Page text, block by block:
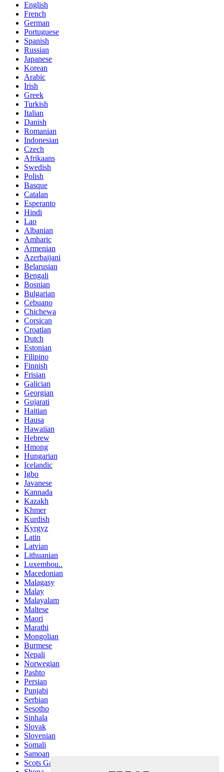
English
French
German
Portuguese
Spanish
Russian
Japanese
Korean
Arabic
Irish
Greek
Turkish
Italian
Danish
Romanian
Indonesian
Czech
Afrikaans
Swedish
Polish
Basque
Catalan
Esperanto
Hindi
Lao
Albanian
Amharic
Armenian
Azerbaijani
Belarusian
Bengali
Bosnian
Bulgarian
Cebuano
Chichewa
Corsican
Croatian
Dutch
Estonian
Filipino
Finnish
Frisian
Galician
Georgian
Gujarati
Haitian
Hausa
Hawaiian
Hebrew
Hmong
Hungarian
Icelandic
Igbo
Javanese
Kannada
Kazakh
Khmer
Kurdish
Kyrgyz
Latin
Latvian
Lithuanian
Luxembou..
Macedonian
Malagasy
Malay
Malayalam
Maltese
Maori
Marathi
Mongolian
Burmese
Nepali
Norwegian
Pashto
Persian
Punjabi
Serbian
Sesotho
Sinhala
Slovak
Slovenian
Somali
Samoan
Scots Gaelic